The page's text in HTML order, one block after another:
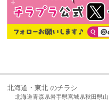
北海道・東北 のチラシ
北海道青森県岩手県宮城県秋田県